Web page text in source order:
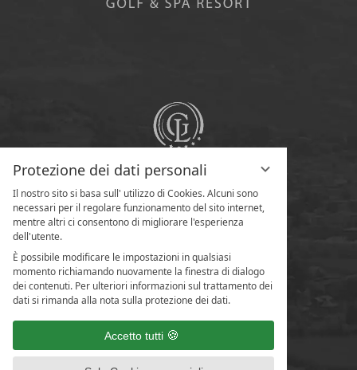
Protezione dei dati personali
Il nostro sito si basa sull' utilizzo di Cookies. Alcuni sono
necessari per il regolare funzionamento del sito internet,
mentre altri ci consentono di migliorare l'esperienza
dell'utente.
È possibile modificare le impostazioni in qualsiasi
momento richiamando nuovamente la finestra di dialogo
dei contenuti. Per ulteriori informazioni sul trattamento dei
dati si rimanda alla nota sulla protezione dei dati.
Accetto tutti